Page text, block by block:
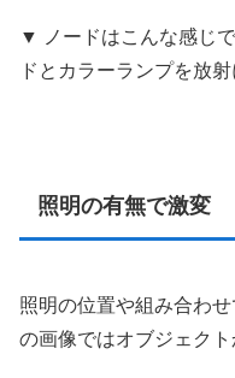
▼ ノードはこんな感じ
ドとカラーランプを放射
照明の有無で激変
照明の位置や組み合わ
の画像ではオブジェクト